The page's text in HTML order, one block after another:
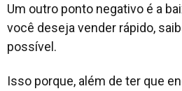
Um outro ponto negativo é a
você deseja vender rápido,
possível.
Isso porque, além de ter que